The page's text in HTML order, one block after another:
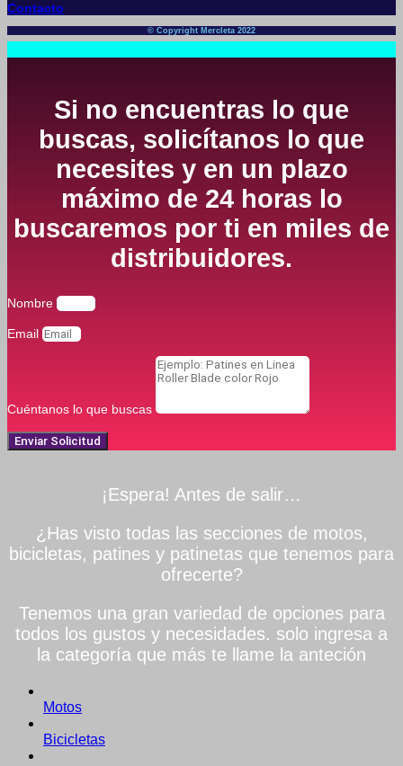
Contacto
© Copyright Mercleta 2022
Si no encuentras lo que
buscas, solicítanos lo que
necesites y en un plazo
máximo de 24 horas lo
buscaremos por ti en miles de
distribuidores.
Nombre
Email
Cuéntanos lo que buscas
Enviar Solicitud
¡Espera! Antes de salir…
¿Has visto todas las secciones de motos,
bicicletas, patines y patinetas que tenemos para
ofrecerte?
Tenemos una gran variedad de opciones para
todos los gustos y necesidades. solo ingresa a
la categoría que más te llame la anteción
Motos
Bicicletas